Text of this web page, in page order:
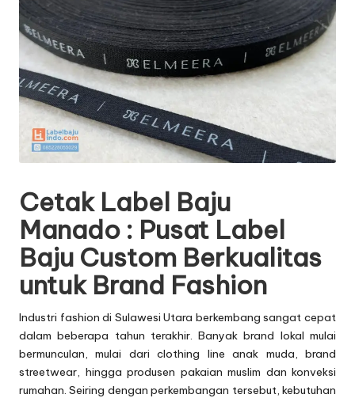
Cetak Label Baju
Manado : Pusat Label
Baju Custom Berkualitas
untuk Brand Fashion
Industri fashion di Sulawesi Utara berkembang sangat cepat
dalam beberapa tahun terakhir. Banyak brand lokal mulai
bermunculan, mulai dari clothing line anak muda, brand
streetwear, hingga produsen pakaian muslim dan konveksi
rumahan. Seiring dengan perkembangan tersebut, kebutuhan